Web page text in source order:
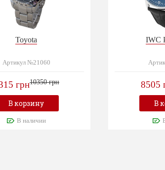
Toyota
Артикул №21060
грн10350 грн
В корзину
В наличии
IWC
8505
В